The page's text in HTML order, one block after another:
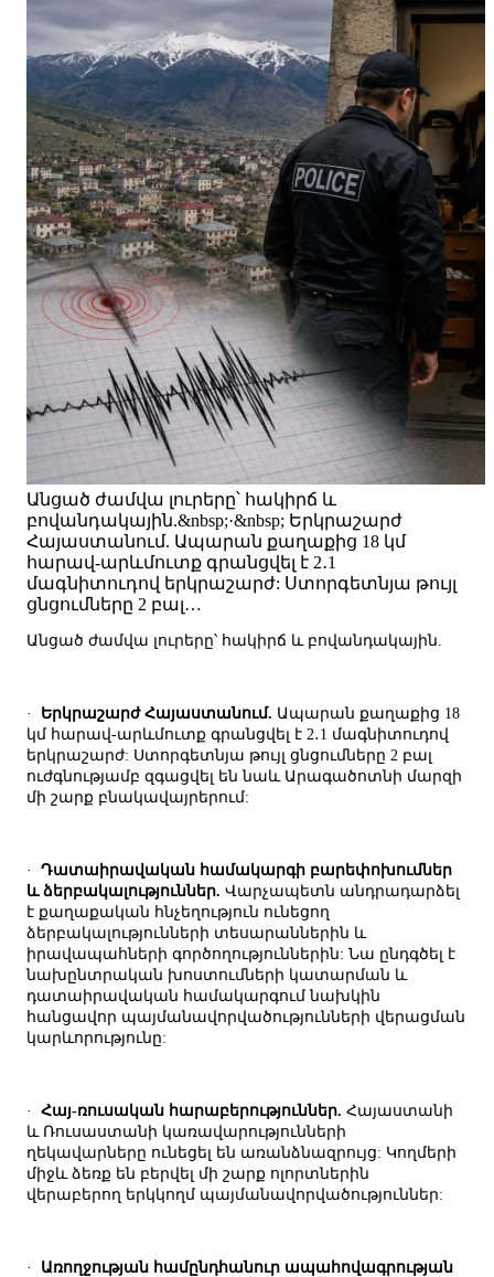
Անցած ժամվա լուրերը՝ հակիրճ և
բովանդակային.&nbsp;·&nbsp; Երկրաշարժ
Հայաստանում. Ապարան քաղաքից 18 կմ
հարավ-արևմուտք գրանցվել է 2․1
մագնիտուդով երկրաշարժ: Ստորգետնյա թույլ
ցնցումները 2 բալ…
Անցած ժամվա լուրերը՝ հակիրճ և բովանդակային.
· Երկրաշարժ Հայաստանում. Ապարան քաղաքից 18
կմ հարավ-արևմուտք գրանցվել է 2․1 մագնիտուդով
երկրաշարժ: Ստորգետնյա թույլ ցնցումները 2 բալ
ուժգնությամբ զգացվել են նաև Արագածոտնի մարզի
մի շարք բնակավայրերում:
· Դատաիրավական համակարգի բարեփոխումներ
և ձերբակալություններ. Վարչապետն անդրադարձել
է քաղաքական հնչեղություն ունեցող
ձերբակալությունների տեսարաններին և
իրավապահների գործողություններին: Նա ընդգծել է
նախընտրական խոստումների կատարման և
դատաիրավական համակարգում նախկին
հանցավոր պայմանավորվածությունների վերացման
կարևորությունը:
· Հայ-ռուսական հարաբերություններ. Հայաստանի
և Ռուսաստանի կառավարությունների
ղեկավարները ունեցել են առանձնազրույց: Կողմերի
միջև ձեռք են բերվել մի շարք ոլորտներին
վերաբերող երկկողմ պայմանավորվածություններ:
· Առողջության համընդհանուր ապահովագրության